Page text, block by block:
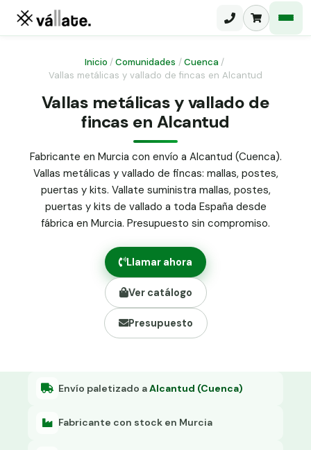
Malla ganadera
Malla simple torsión
Malla triple torsión
Panel malla H.
Puerta abatible dos hojas
Puerta acceso peatonal
Poste malla Hércules
Poste malla simple torsión
Alambre de espino galvanizado
Alambre liso galvanizado
Malla ocultación 70 g/m² verde
Abrazadera PVC malla H.
Grapa malla H.
Inicio /Comunidades / Cuenca /
Vallas metálicas y vallado de fincas en Alcantud
Vallas metálicas y vallado de
fincas en Alcantud
Fabricante en Murcia con envío a Alcantud (Cuenca).
Vallas metálicas y vallado de fincas: mallas, postes,
puertas y kits. Vallate suministra mallas, postes,
puertas y kits de vallado a toda España desde
fábrica en Murcia. Presupuesto sin compromiso.
Llamar ahora
Ver catálogo
Presupuesto
Envío paletizado aAlcantud (Cuenca)
Fabricante con stock en Murcia